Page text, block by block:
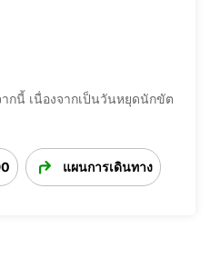
กนี้ เนื่องจากเป็นวันหยุดนักขัต
แผนการเดินทาง